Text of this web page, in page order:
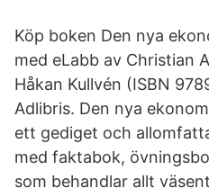
Köp boken Den nya
med eLabb av Christian
Håkan Kullvén (ISBN
Adlibris. Den nya
ett gediget och
med faktabok,
som behandlar allt